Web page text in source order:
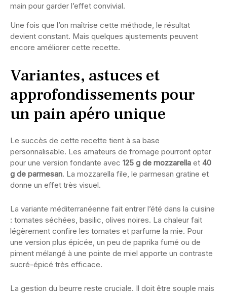
main pour garder l’effet convivial.
Une fois que l’on maîtrise cette méthode, le résultat
devient constant. Mais quelques ajustements peuvent
encore améliorer cette recette.
Variantes, astuces et
approfondissements pour
un pain apéro unique
Le succès de cette recette tient à sa base
personnalisable. Les amateurs de fromage pourront opter
pour une version fondante avec 125 g de mozzarella et 40
g de parmesan. La mozzarella file, le parmesan gratine et
donne un effet très visuel.
La variante méditerranéenne fait entrer l’été dans la cuisine
: tomates séchées, basilic, olives noires. La chaleur fait
légèrement confire les tomates et parfume la mie. Pour
une version plus épicée, un peu de paprika fumé ou de
piment mélangé à une pointe de miel apporte un contraste
sucré-épicé très efficace.
La gestion du beurre reste cruciale. Il doit être souple mais